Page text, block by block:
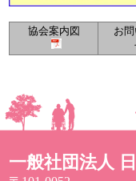
一般社団法人
協会案内図
お